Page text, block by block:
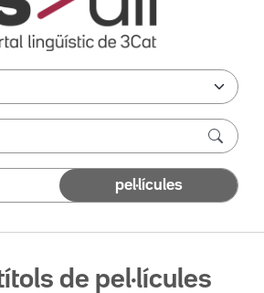
pel·lícules
de pel·lícules